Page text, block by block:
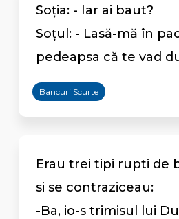
Soția: - Iar ai baut?
Soțul: - Lasă-mă în
pedeapsa că te vad
Bancuri Scurte
Erau trei tipi rupti de
si se contraziceau:
-Ba, io-s trimisul lui